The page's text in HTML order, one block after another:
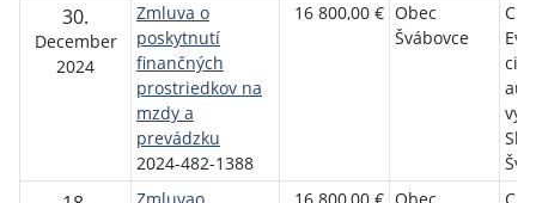
30.
December
2024
Zmluva o
poskytnutí
finančných
prostriedkov na
mzdy a
prevádzku
2024-482-1388
16 800,00 € Obec
Švábovce